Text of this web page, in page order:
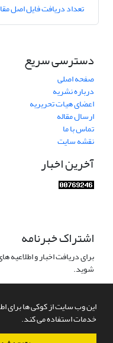
این وب سایت از کوکی ها برای
خدمات استفاده می کند.
تعداد دریافت فایل اصل
دسترسی سریع
صفحه اصلی
درباره نشریه
اعضای هیات تحریریه
ارسال مقاله
تماس با ما
نقشه سایت
آخرین اخبار
اشتراک خبرنامه
برای دریافت اخبار و
شوید.